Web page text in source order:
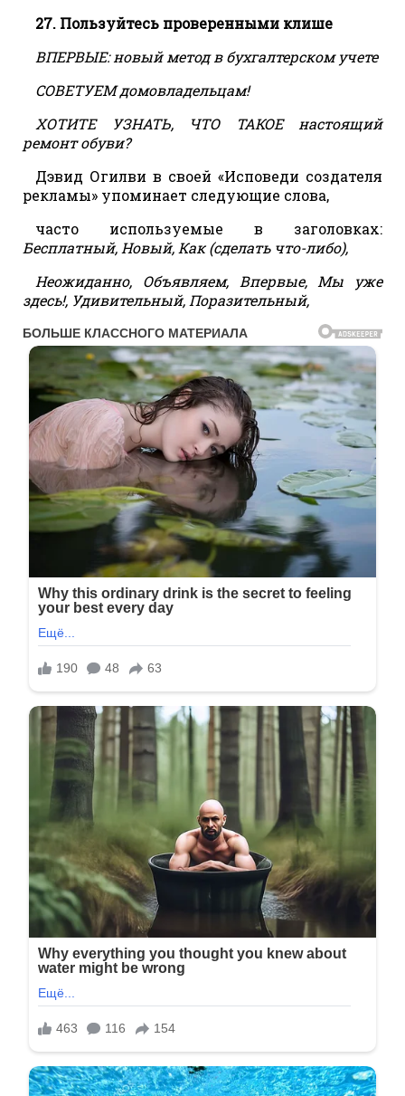
27. Пользуйтесь проверенными клише
ВПЕРВЫЕ: новый метод в бухгалтерском учете
СОВЕТУЕМ домовладельцам!
ХОТИТЕ УЗНАТЬ, ЧТО ТАКОЕ настоящий
ремонт обуви?
Дэвид Огилви в своей «Исповеди создателя
рекламы» упоминает следующие слова,
часто используемые в заголовках:
Бесплатный, Новый, Как (сделать что-либо),
Неожиданно, Объявляем, Впервые, Мы уже
здесь!, Удивительный, Поразительный,